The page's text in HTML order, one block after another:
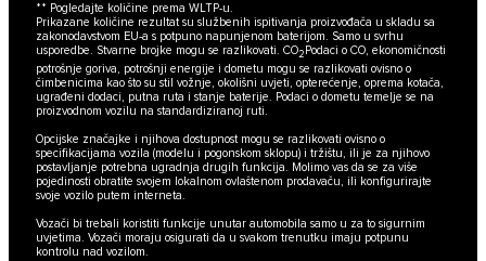
** Pogledajte količine prema WLTP-u.
Prikazane količine rezultat su službenih ispitivanja proizvođača u skladu sa
zakonodavstvom EU-a s potpuno napunjenom baterijom. Samo u svrhu
usporedbe. Stvarne brojke mogu se razlikovati. CO2 Podaci o CO, ekonomičnosti
potrošnje goriva, potrošnji energije i dometu mogu se razlikovati ovisno o
čimbenicima kao što su stil vožnje, okolišni uvjeti, opterećenje, oprema kotača,
ugrađeni dodaci, putna ruta i stanje baterije. Podaci o dometu temelje se na
proizvodnom vozilu na standardiziranoj ruti.
Opcijske značajke i njihova dostupnost mogu se razlikovati ovisno o
specifikacijama vozila (modelu i pogonskom sklopu) i tržištu, ili je za njihovo
postavljanje potrebna ugradnja drugih funkcija. Molimo vas da se za više
pojedinosti obratite svojem lokalnom ovlaštenom prodavaču, ili konfigurirajte
svoje vozilo putem interneta.
Vozači bi trebali koristiti funkcije unutar automobila samo u za to sigurnim
uvjetima. Vozači moraju osigurati da u svakom trenutku imaju potpunu
kontrolu nad vozilom.